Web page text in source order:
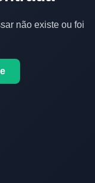
não existe ou foi